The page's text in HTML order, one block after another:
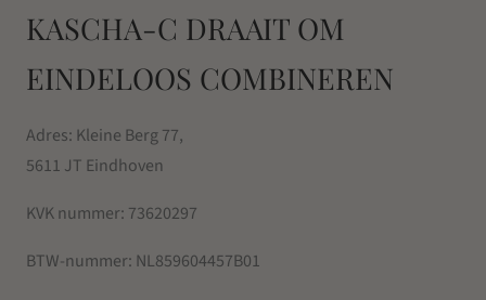
KASCHA-C DRAAIT OM
EINDELOOS COMBINEREN
Adres: Kleine Berg 77,
5611 JT Eindhoven
KVK nummer: 73620297
BTW-nummer: NL859604457B01